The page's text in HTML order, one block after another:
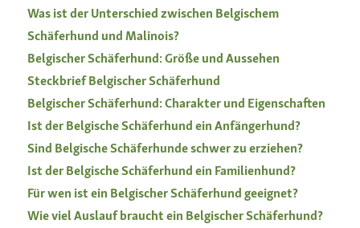
Was ist der Unterschied zwischen Belgischem
Schäferhund und Malinois?
Belgischer Schäferhund: Größe und Aussehen
Steckbrief Belgischer Schäferhund
Belgischer Schäferhund: Charakter und Eigenschaften
Ist der Belgische Schäferhund ein Anfängerhund?
Sind Belgische Schäferhunde schwer zu erziehen?
Ist der Belgische Schäferhund ein Familienhund?
Für wen ist ein Belgischer Schäferhund geeignet?
Wie viel Auslauf braucht ein Belgischer Schäferhund?